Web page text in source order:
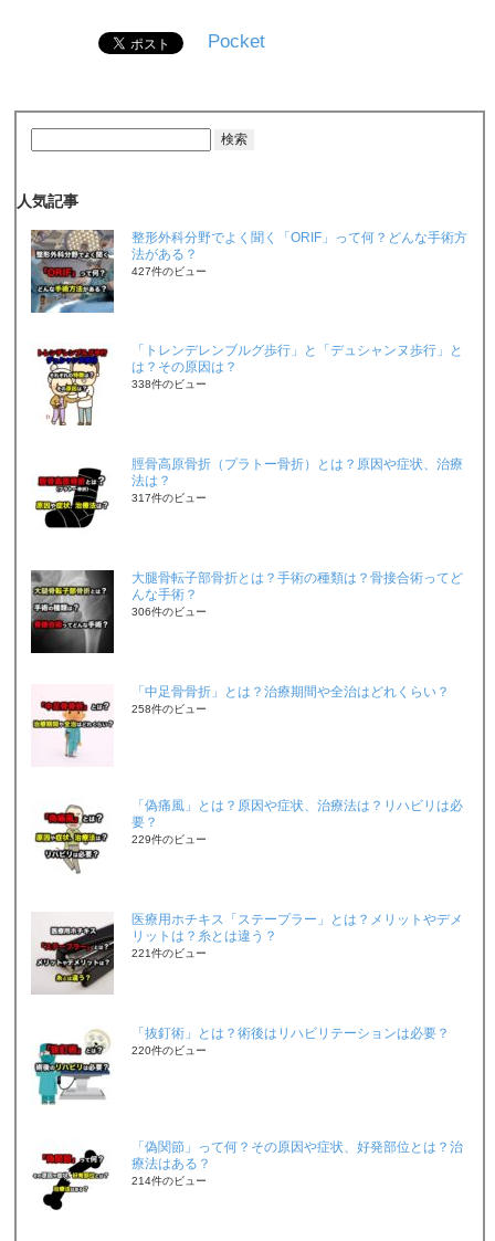
Pocket
人気記事
整形外科分野でよく聞く「ORIF」って何？どんな手術方
法がある？
427件のビュー
「トレンデレンブルグ歩行」と「デュシャンヌ歩行」と
は？その原因は？
338件のビュー
脛骨高原骨折（プラトー骨折）とは？原因や症状、治療
法は？
317件のビュー
大腿骨転子部骨折とは？手術の種類は？骨接合術ってど
んな手術？
306件のビュー
「中足骨骨折」とは？治療期間や全治はどれくらい？
258件のビュー
「偽痛風」とは？原因や症状、治療法は？リハビリは必
要？
229件のビュー
医療用ホチキス「ステープラー」とは？メリットやデメ
リットは？糸とは違う？
221件のビュー
「抜釘術」とは？術後はリハビリテーションは必要？
220件のビュー
「偽関節」って何？その原因や症状、好発部位とは？治
療法はある？
214件のビュー